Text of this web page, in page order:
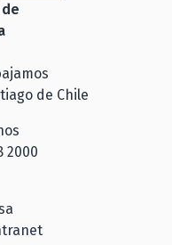
de Chile
2000